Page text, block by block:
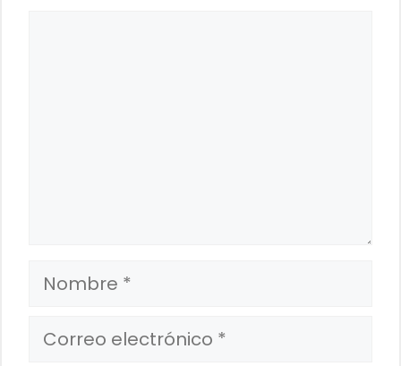
Nombre
Correo
electrónico